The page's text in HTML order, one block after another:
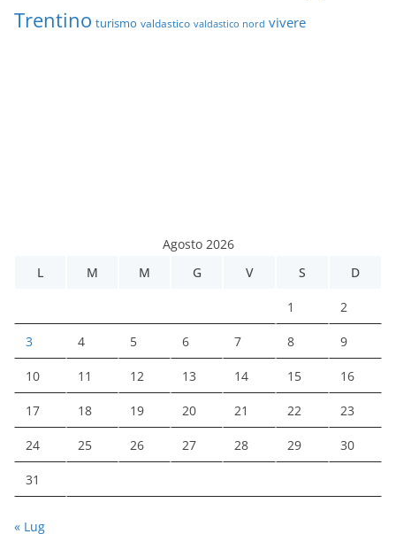
Trentino turismo valdastico valdastico nord vivere
Agosto 2026
L
M M G V S D
1 2
3 4 5 6 7 8 9
10 11 12 13 14 15 16
17 18 19 20 21 22 23
24 25 26 27 28 29 30
31
« Lug